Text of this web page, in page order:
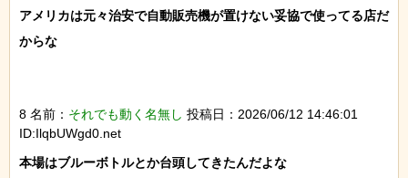
アメリカは元々治安で自動販売機が置けない妥協で使ってる店だ
からな
8 名前： それでも動く名無し 投稿日：2026/06/12 14:46:01
ID:IlqbUWgd0.net
本場はブルーボトルとか台頭してきたんだよな